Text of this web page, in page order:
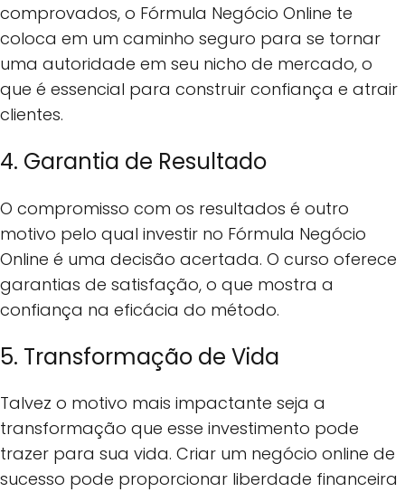
comprovados, o Fórmula Negócio Online te
coloca em um caminho seguro para se tornar
uma autoridade em seu nicho de mercado, o
que é essencial para construir confiança e atrair
clientes.
4. Garantia de Resultado
O compromisso com os resultados é outro
motivo pelo qual investir no Fórmula Negócio
Online é uma decisão acertada. O curso oferece
garantias de satisfação, o que mostra a
confiança na eficácia do método.
5. Transformação de Vida
Talvez o motivo mais impactante seja a
transformação que esse investimento pode
trazer para sua vida. Criar um negócio online de
sucesso pode proporcionar liberdade financeira